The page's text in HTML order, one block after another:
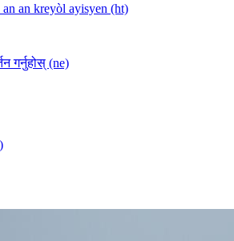
an kreyòl ayisyen (ht)
गर्नुहोस् (ne)